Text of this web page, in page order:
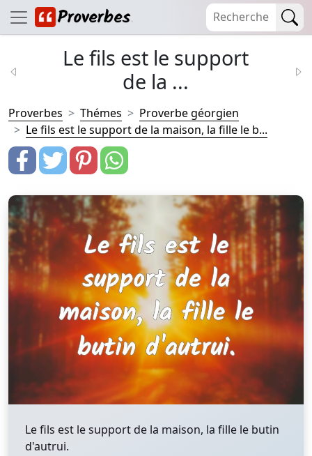
Le fils est le support
de la ...
Proverbes Thémes
Proverbe géorgien
Le fils est le support de la maison, la fille le b...
Le fils est le support de la maison, la fille le butin
d'autrui.